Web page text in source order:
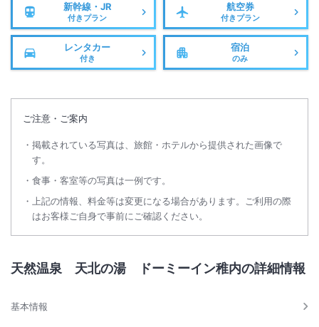
新幹線・JR
付きプラン
航空券
付きプラン
レンタカー
付き
宿泊
のみ
ご注意・ご案内
掲載されている写真は、旅館・ホテルから提供された画像で
す。
食事・客室等の写真は一例です。
上記の情報、料金等は変更になる場合があります。ご利用の際
はお客様ご自身で事前にご確認ください。
天然温泉 天北の湯 ドーミーイン稚内の詳細情報
基本情報